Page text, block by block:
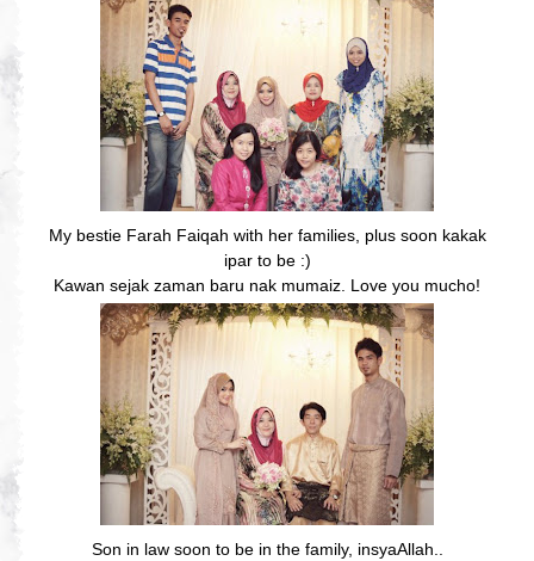
My bestie Farah Faiqah with her families, plus soon kakak
ipar to be :)
Kawan sejak zaman baru nak mumaiz. Love you mucho!
Son in law soon to be in the family, insyaAllah..